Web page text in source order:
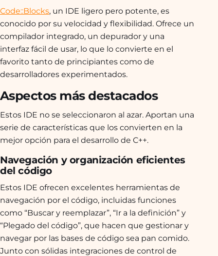
Code::Blocks, un IDE ligero pero potente, es
conocido por su velocidad y flexibilidad. Ofrece un
compilador integrado, un depurador y una
interfaz fácil de usar, lo que lo convierte en el
favorito tanto de principiantes como de
desarrolladores experimentados.
Aspectos más destacados
Estos IDE no se seleccionaron al azar. Aportan una
serie de características que los convierten en la
mejor opción para el desarrollo de C++.
Navegación y organización eficientes
del código
Estos IDE ofrecen excelentes herramientas de
navegación por el código, incluidas funciones
como “Buscar y reemplazar”, “Ir a la definición” y
“Plegado del código”, que hacen que gestionar y
navegar por las bases de código sea pan comido.
Junto con sólidas integraciones de control de